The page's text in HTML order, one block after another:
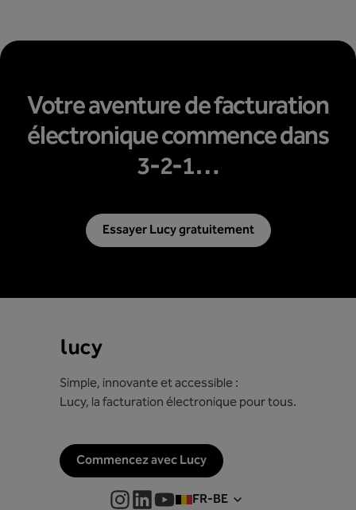
Votre aventure de facturation
électronique commence dans
3-2-1…
Essayer Lucy gratuitement
Simple, innovante et accessible :
Lucy, la facturation électronique pour tous.
Commencez avec Lucy
FR-BE